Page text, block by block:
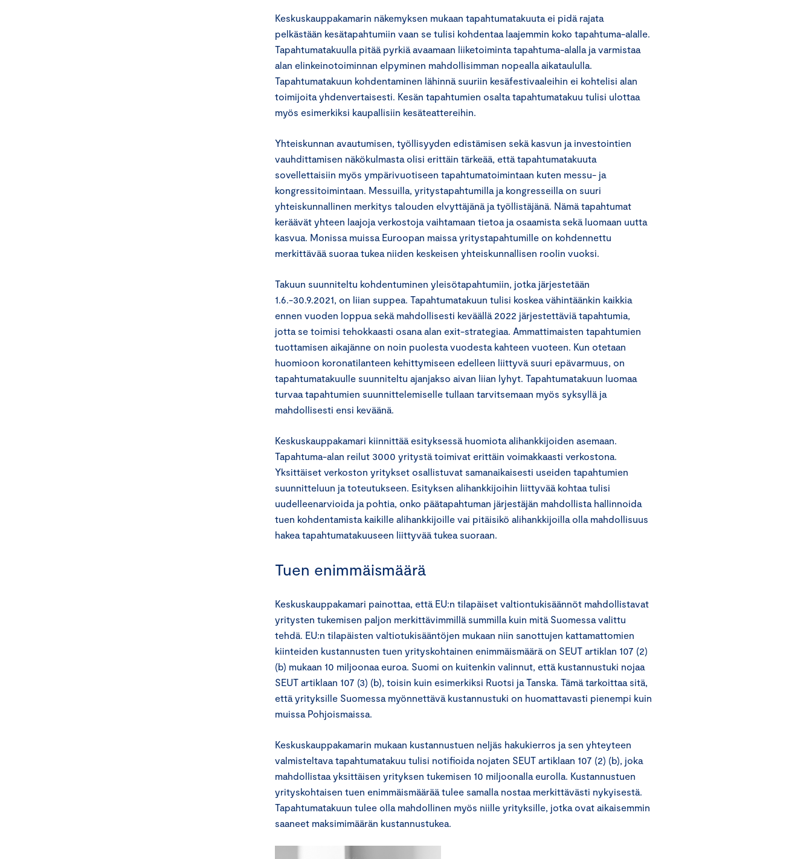
Keskuskauppakamarin näkemyksen mukaan tapahtumatakuuta ei pidä rajata
pelkästään kesätapahtumiin vaan se tulisi kohdentaa laajemmin koko tapahtuma-alalle.
Tapahtumatakuulla pitää pyrkiä avaamaan liiketoiminta tapahtuma-alalla ja varmistaa
alan elinkeinotoiminnan elpyminen mahdollisimman nopealla aikataululla.
Tapahtumatakuun kohdentaminen lähinnä suuriin kesäfestivaaleihin ei kohtelisi alan
toimijoita yhdenvertaisesti. Kesän tapahtumien osalta tapahtumatakuu tulisi ulottaa
myös esimerkiksi kaupallisiin kesäteattereihin.
Yhteiskunnan avautumisen, työllisyyden edistämisen sekä kasvun ja investointien
vauhdittamisen näkökulmasta olisi erittäin tärkeää, että tapahtumatakuuta
sovellettaisiin myös ympärivuotiseen tapahtumatoimintaan kuten messu- ja
kongressitoimintaan. Messuilla, yritystapahtumilla ja kongresseilla on suuri
yhteiskunnallinen merkitys talouden elvyttäjänä ja työllistäjänä. Nämä tapahtumat
keräävät yhteen laajoja verkostoja vaihtamaan tietoa ja osaamista sekä luomaan uutta
kasvua. Monissa muissa Euroopan maissa yritystapahtumille on kohdennettu
merkittävää suoraa tukea niiden keskeisen yhteiskunnallisen roolin vuoksi.
Takuun suunniteltu kohdentuminen yleisötapahtumiin, jotka järjestetään
1.6.-30.9.2021, on liian suppea. Tapahtumatakuun tulisi koskea vähintäänkin kaikkia
ennen vuoden loppua sekä mahdollisesti keväällä 2022 järjestettäviä tapahtumia,
jotta se toimisi tehokkaasti osana alan exit-strategiaa. Ammattimaisten tapahtumien
tuottamisen aikajänne on noin puolesta vuodesta kahteen vuoteen. Kun otetaan
huomioon koronatilanteen kehittymiseen edelleen liittyvä suuri epävarmuus, on
tapahtumatakuulle suunniteltu ajanjakso aivan liian lyhyt. Tapahtumatakuun luomaa
turvaa tapahtumien suunnittelemiselle tullaan tarvitsemaan myös syksyllä ja
mahdollisesti ensi keväänä.
Keskuskauppakamari kiinnittää esityksessä huomiota alihankkijoiden asemaan.
Tapahtuma-alan reilut 3000 yritystä toimivat erittäin voimakkaasti verkostona.
Yksittäiset verkoston yritykset osallistuvat samanaikaisesti useiden tapahtumien
suunnitteluun ja toteutukseen. Esityksen alihankkijoihin liittyvää kohtaa tulisi
uudelleenarvioida ja pohtia, onko päätapahtuman järjestäjän mahdollista hallinnoida
tuen kohdentamista kaikille alihankkijoille vai pitäisikö alihankkijoilla olla mahdollisuus
hakea tapahtumatakuuseen liittyvää tukea suoraan.
Tuen enimmäismäärä
Keskuskauppakamari painottaa, että EU:n tilapäiset valtiontukisäännöt mahdollistavat
yritysten tukemisen paljon merkittävimmillä summilla kuin mitä Suomessa valittu
tehdä. EU:n tilapäisten valtiotukisääntöjen mukaan niin sanottujen kattamattomien
kiinteiden kustannusten tuen yrityskohtainen enimmäismäärä on SEUT artiklan 107 (2)
(b) mukaan 10 miljoonaa euroa. Suomi on kuitenkin valinnut, että kustannustuki nojaa
SEUT artiklaan 107 (3) (b), toisin kuin esimerkiksi Ruotsi ja Tanska. Tämä tarkoittaa sitä,
että yrityksille Suomessa myönnettävä kustannustuki on huomattavasti pienempi kuin
muissa Pohjoismaissa.
Keskuskauppakamarin mukaan kustannustuen neljäs hakukierros ja sen yhteyteen
valmisteltava tapahtumatakuu tulisi notifioida nojaten SEUT artiklaan 107 (2) (b), joka
mahdollistaa yksittäisen yrityksen tukemisen 10 miljoonalla eurolla. Kustannustuen
yrityskohtaisen tuen enimmäismäärää tulee samalla nostaa merkittävästi nykyisestä.
Tapahtumatakuun tulee olla mahdollinen myös niille yrityksille, jotka ovat aikaisemmin
saaneet maksimimäärän kustannustukea.